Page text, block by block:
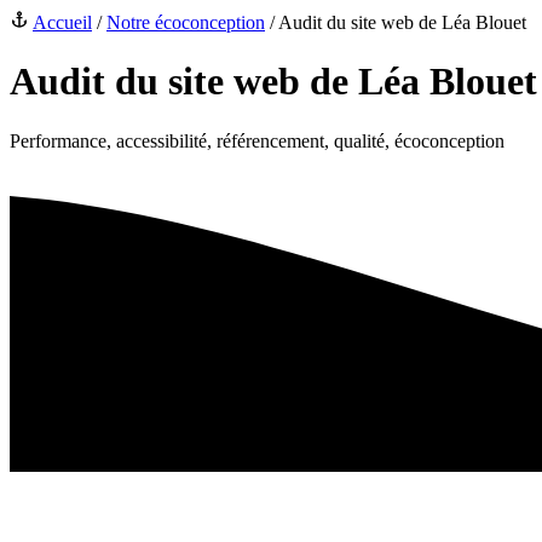
Accueil /Notre écoconception /Audit du site web de Léa Blouet
Audit du site web de Léa Blouet
Performance, accessibilité, référencement, qualité, écoconception